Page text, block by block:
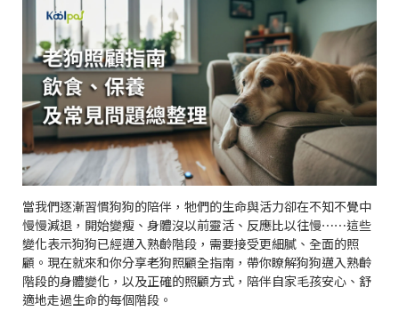
當我們逐漸習慣狗狗的陪伴，牠們的生命與活力卻在不知不覺中
慢慢減退，開始變瘦、身體沒以前靈活、反應比以往慢⋯⋯這些
變化表示狗狗已經邁入熟齡階段，需要接受更細膩、全面的照
顧。現在就來和你分享老狗照顧全指南，帶你瞭解狗狗邁入熟齡
階段的身體變化，以及正確的照顧方式，陪伴自家毛孩安心、舒
適地走過生命的每個階段。